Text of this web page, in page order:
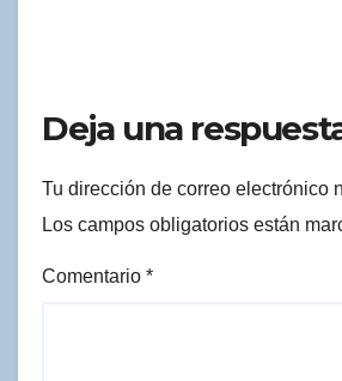
Deja una
Tu dirección de correo electrónico
Los campos obligatorios están
Comentario *